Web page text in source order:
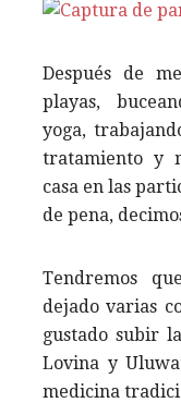
Después de
playas,
yoga,
tratamiento y
casa en las
de pena,
Tendremos
dejado varias
gustado subir
Lovina y
medicina